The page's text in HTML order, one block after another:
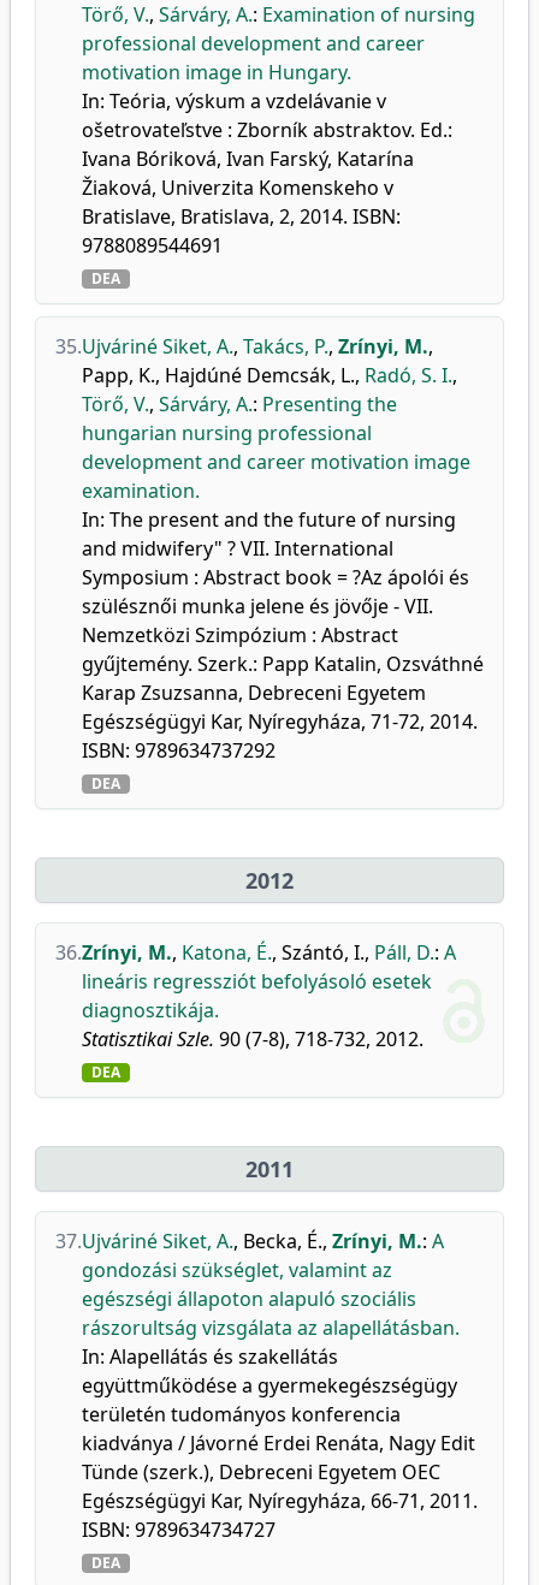
Törő, V., Sárváry, A.: Examination of nursing
professional development and career
motivation image in Hungary.
In: Teória, výskum a vzdelávanie v
ošetrovateľstve : Zborník abstraktov. Ed.:
Ivana Bóriková, Ivan Farský, Katarína
Žiaková, Univerzita Komenskeho v
Bratislave, Bratislava, 2, 2014. ISBN:
9788089544691
DEA
35.Ujváriné Siket, A., Takács, P., Zrínyi, M.,
Papp, K., Hajdúné Demcsák, L., Radó, S. I.,
Törő, V., Sárváry, A.: Presenting the
hungarian nursing professional
development and career motivation image
examination.
In: The present and the future of nursing
and midwifery" ? VII. International
Symposium : Abstract book = ?Az ápolói és
szülésznői munka jelene és jövője - VII.
Nemzetközi Szimpózium : Abstract
gyűjtemény. Szerk.: Papp Katalin, Ozsváthné
Karap Zsuzsanna, Debreceni Egyetem
Egészségügyi Kar, Nyíregyháza, 71-72, 2014.
ISBN: 9789634737292
DEA
2012
36.Zrínyi, M., Katona, É., Szántó, I., Páll, D.: A
lineáris regressziót befolyásoló esetek
diagnosztikája.
Statisztikai Szle. 90 (7-8), 718-732, 2012.
DEA
2011
37.Ujváriné Siket, A., Becka, É., Zrínyi, M.: A
gondozási szükséglet, valamint az
egészségi állapoton alapuló szociális
rászorultság vizsgálata az alapellátásban.
In: Alapellátás és szakellátás
együttműködése a gyermekegészségügy
területén tudományos konferencia
kiadványa / Jávorné Erdei Renáta, Nagy Edit
Tünde (szerk.), Debreceni Egyetem OEC
Egészségügyi Kar, Nyíregyháza, 66-71, 2011.
ISBN: 9789634734727
DEA